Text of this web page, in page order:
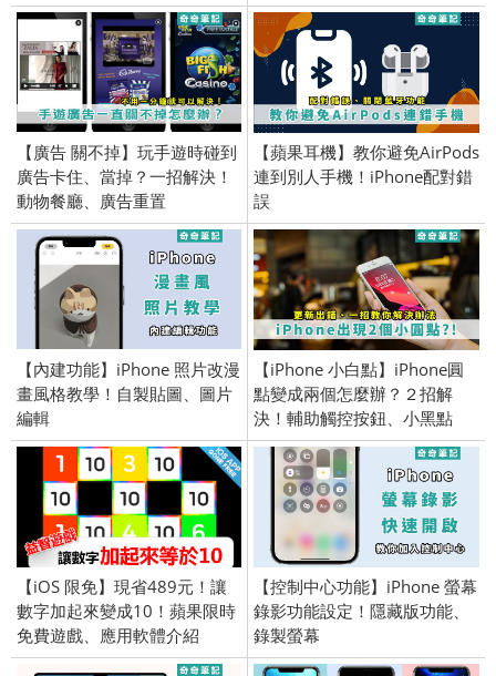
(iPhone／iPad) 2016/11/9
(iPhone／iPad) 2016/11/21
【廣告 關不掉】玩手遊時碰到
廣告卡住、當掉？一招解決！
動物餐廳、廣告重置
【蘋果耳機】教你避免AirPods
連到別人手機！iPhone配對錯
誤
【內建功能】iPhone 照片改漫
畫風格教學！自製貼圖、圖片
編輯
【iPhone 小白點】iPhone圓
點變成兩個怎麼辦？２招解
決！輔助觸控按鈕、小黑點
【iOS 限免】現省489元！讓
數字加起來變成10！蘋果限時
免費遊戲、應用軟體介紹
(iPhone／iPad) 2016/6/15
【控制中心功能】iPhone 螢幕
錄影功能設定！隱藏版功能、
錄製螢幕